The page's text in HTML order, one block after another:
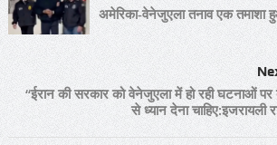
अमेरिका-वेनेजुएला तनाव एक
“ईरान की सरकार को वेनेजुएला में हो रही घटनाओं पर
से ध्यान देना चाहिए:इजरायली